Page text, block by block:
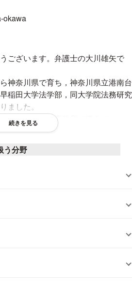
okawa
ございます。弁護士の大川雄矢で
神奈川県で育ち，神奈川県立港南台
稲田大学法学部，同大学院法務研究
ました。
川市内の法律事務所で鍛えていただ
夏に神奈川県へ戻って参りました。
らの草野球チームの試合に参加した
水泳を再開し始めたりしています。
，昔よりも弁護士への相談はしや
だまだ多いと思います。
ることもあります。不安に感じたこ
ご相談ください。
かをいっしょに考えて，最善の解決
続きを見る
う分野